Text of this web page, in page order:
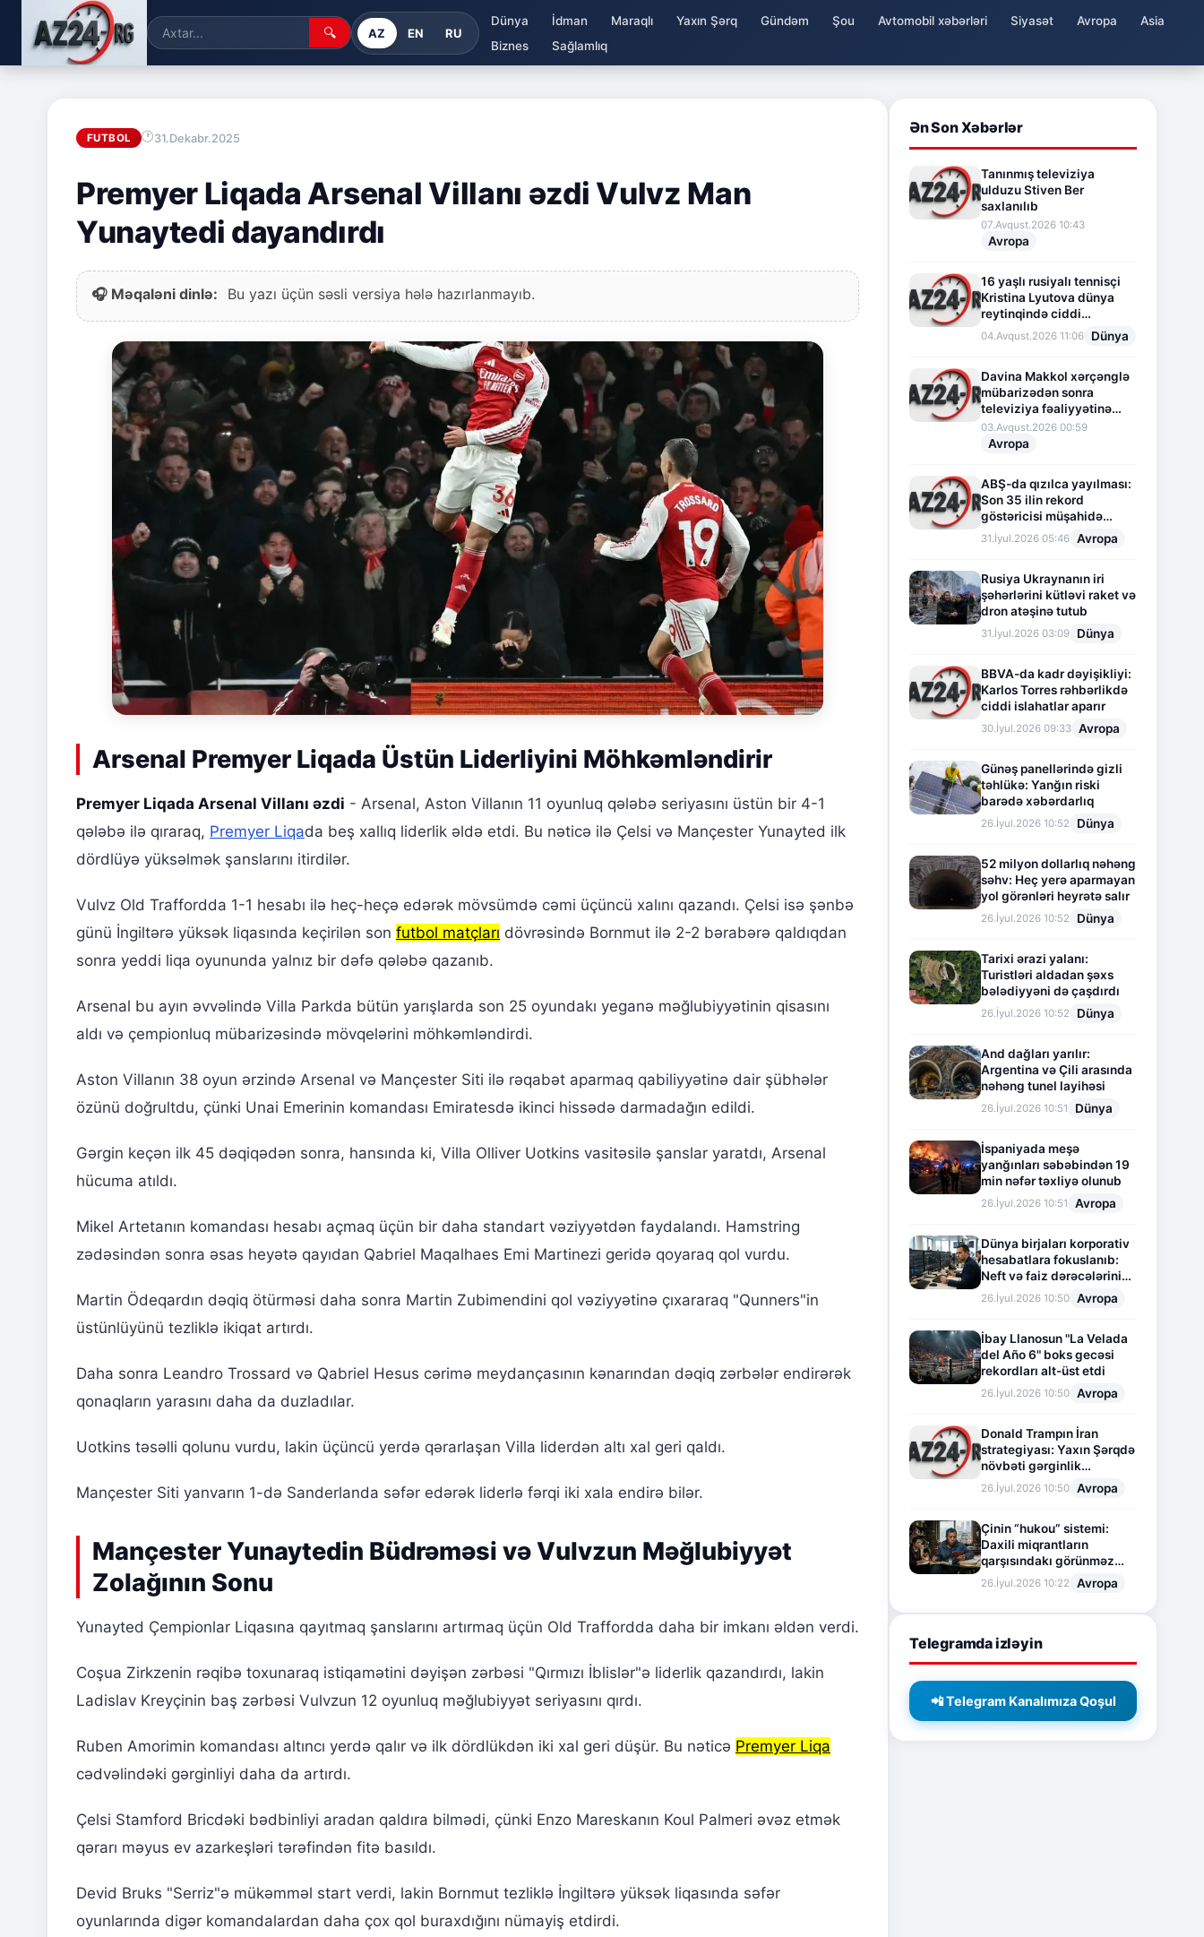
🔍 AZ EN RU
Dünya İdman Maraqlı Yaxın Şərq Gündəm Şou Avtomobil xəbərləri Siyasət Avropa
Asia
Biznes
Sağlamlıq
FUTBOL 31.Dekabr.2025
Premyer Liqada Arsenal Villanı əzdi Vulvz Man
Yunaytedi dayandırdı
🎧 Məqaləni dinlə: Bu yazı üçün səsli versiya hələ hazırlanmayıb.
Arsenal Premyer Liqada Üstün Liderliyini Möhkəmləndirir
Premyer Liqada Arsenal Villanı əzdi - Arsenal, Aston Villanın 11 oyunluq qələbə seriyasını üstün bir 4-1
qələbə ilə qıraraq, Premyer Liqada beş xallıq liderlik əldə etdi. Bu nəticə ilə Çelsi və Mançester Yunayted ilk
dördlüyə yüksəlmək şanslarını itirdilər.
Vulvz Old Traffordda 1-1 hesabı ilə heç-heçə edərək mövsümdə cəmi üçüncü xalını qazandı. Çelsi isə şənbə
günü İngiltərə yüksək liqasında keçirilən son futbol matçları dövrəsində Bornmut ilə 2-2 bərabərə qaldıqdan
sonra yeddi liqa oyununda yalnız bir dəfə qələbə qazanıb.
Arsenal bu ayın əvvəlində Villa Parkda bütün yarışlarda son 25 oyundakı yeganə məğlubiyyətinin qisasını
aldı və çempionluq mübarizəsində mövqelərini möhkəmləndirdi.
Aston Villanın 38 oyun ərzində Arsenal və Mançester Siti ilə rəqabət aparmaq qabiliyyətinə dair şübhələr
özünü doğrultdu, çünki Unai Emerinin komandası Emiratesdə ikinci hissədə darmadağın edildi.
Gərgin keçən ilk 45 dəqiqədən sonra, hansında ki, Villa Olliver Uotkins vasitəsilə şanslar yaratdı, Arsenal
hücuma atıldı.
Mikel Artetanın komandası hesabı açmaq üçün bir daha standart vəziyyətdən faydalandı. Hamstring
zədəsindən sonra əsas heyətə qayıdan Qabriel Maqalhaes Emi Martinezi geridə qoyaraq qol vurdu.
Martin Ödeqardın dəqiq ötürməsi daha sonra Martin Zubimendini qol vəziyyətinə çıxararaq "Qunners"in
üstünlüyünü tezliklə ikiqat artırdı.
Daha sonra Leandro Trossard və Qabriel Hesus cərimə meydançasının kənarından dəqiq zərbələr endirərək
qonaqların yarasını daha da duzladılar.
Uotkins təsəlli qolunu vurdu, lakin üçüncü yerdə qərarlaşan Villa liderdən altı xal geri qaldı.
Mançester Siti yanvarın 1-də Sanderlanda səfər edərək liderlə fərqi iki xala endirə bilər.
Mançester Yunaytedin Büdrəməsi və Vulvzun Məğlubiyyət
Zolağının Sonu
Yunayted Çempionlar Liqasına qayıtmaq şanslarını artırmaq üçün Old Traffordda daha bir imkanı əldən verdi.
Coşua Zirkzenin rəqibə toxunaraq istiqamətini dəyişən zərbəsi "Qırmızı İblislər"ə liderlik qazandırdı, lakin
Ladislav Kreyçinin baş zərbəsi Vulvzun 12 oyunluq məğlubiyyət seriyasını qırdı.
Ruben Amorimin komandası altıncı yerdə qalır və ilk dördlükdən iki xal geri düşür. Bu nəticə Premyer Liqa
cədvəlindəki gərginliyi daha da artırdı.
Çelsi Stamford Bricdəki bədbinliyi aradan qaldıra bilmədi, çünki Enzo Mareskanın Koul Palmeri əvəz etmək
qərarı məyus ev azarkeşləri tərəfindən fitə basıldı.
Devid Bruks "Serriz"ə mükəmməl start verdi, lakin Bornmut tezliklə İngiltərə yüksək liqasında səfər
oyunlarında digər komandalardan daha çox qol buraxdığını nümayiş etdirdi.
Ən Son Xəbərlər
Tanınmış televiziya
ulduzu Stiven Ber
saxlanılıb
07.Avqust.2026 10:43
Avropa
16 yaşlı rusiyalı tennisçi
Kristina Lyutova dünya
reytinqində ciddi
irəliləyişə imza atdı
04.Avqust.2026 11:06 Dünya
Davina Makkol xərçənglə
mübarizədən sonra
televiziya fəaliyyətinə
fasilə verir
03.Avqust.2026 00:59
Avropa
ABŞ-da qızılca yayılması:
Son 35 ilin rekord
göstəricisi müşahidə
olunur
31.İyul.2026 05:46 Avropa
Rusiya Ukraynanın iri
şəhərlərini kütləvi raket və
dron atəşinə tutub
31.İyul.2026 03:09 Dünya
BBVA-da kadr dəyişikliyi:
Karlos Torres rəhbərlikdə
ciddi islahatlar aparır
30.İyul.2026 09:33 Avropa
Günəş panellərində gizli
təhlükə: Yanğın riski
barədə xəbərdarlıq
26.İyul.2026 10:52 Dünya
52 milyon dollarlıq nəhəng
səhv: Heç yerə aparmayan
yol görənləri heyrətə salır
26.İyul.2026 10:52 Dünya
Tarixi ərazi yalanı:
Turistləri aldadan şəxs
bələdiyyəni də çaşdırdı
26.İyul.2026 10:52 Dünya
And dağları yarılır:
Argentina və Çili arasında
nəhəng tunel layihəsi
26.İyul.2026 10:51 Dünya
İspaniyada meşə
yanğınları səbəbindən 19
min nəfər təxliyə olunub
26.İyul.2026 10:51 Avropa
Dünya birjaları korporativ
hesabatlara fokuslanıb:
Neft və faiz dərəcələrinin
təsiri altında cari vəziyyət
26.İyul.2026 10:50 Avropa
İbay Llanosun "La Velada
del Año 6" boks gecəsi
rekordları alt-üst etdi
26.İyul.2026 10:50 Avropa
Donald Trampın İran
strategiyası: Yaxın Şərqdə
növbəti gərginlik
mərhələsi
26.İyul.2026 10:50 Avropa
Çinin “hukou” sistemi:
Daxili miqrantların
qarşısındakı görünməz
sədd
26.İyul.2026 10:22 Avropa
Telegramda izləyin
📲 Telegram Kanalımıza Qoşul